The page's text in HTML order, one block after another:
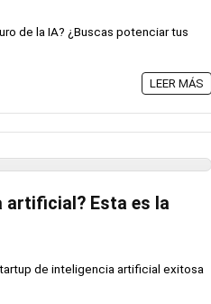
de la IA? ¿Buscas potenciar tus
LEER MÁS
artificial? Esta es la
de inteligencia artificial exitosa